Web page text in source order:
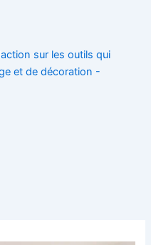
sur les outils qui
et de décoration -